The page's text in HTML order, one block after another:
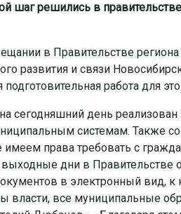
шаг решились в
в Правительстве региона
развития и связи
работа для
сегодняшний день реализован
системам. Также
имеем права требовать с
дни в Правительстве
в электронный вид,
власти, все муниципальные